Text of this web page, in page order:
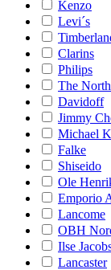
Kenzo
Levi´s
Clarins
Philips
The
Davidoff
Jimmy
Michael
Falke
Shiseido
Ole
Emporio
Lancome
OBH
Ilse
Lancaster